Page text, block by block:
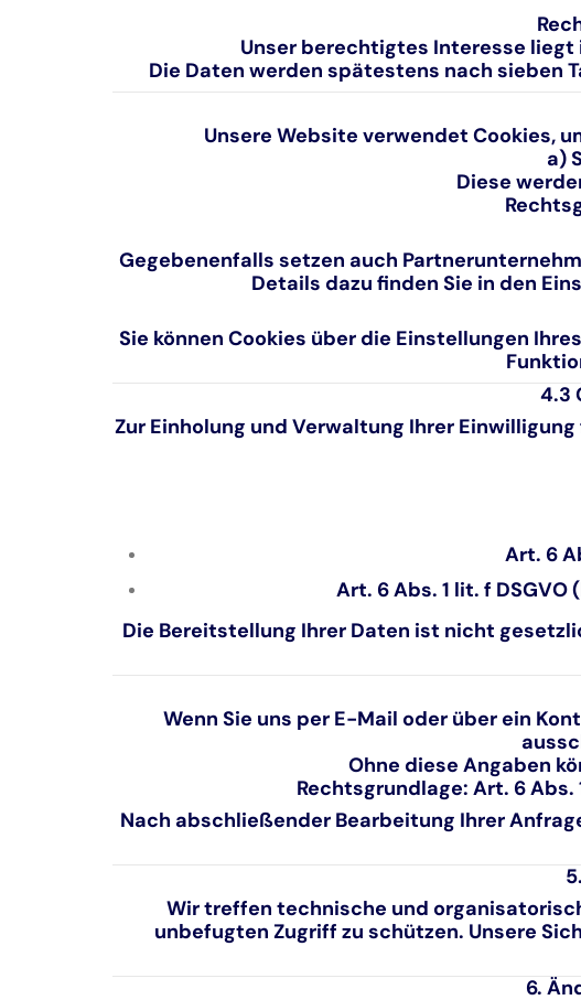
Unser berechtigtes Interesse
Die Daten werden spätestens nach sieben
Unsere Website verwendet Cookies,
a)
Diese
Gegebenenfalls setzen auch
Details dazu finden Sie in den
Sie können Cookies über die Einstellungen
4.3
Zur Einholung und Verwaltung Ihrer
Art. 6
Art. 6 Abs. 1 lit. f DSGVO
Die Bereitstellung Ihrer Daten ist nicht
Wenn Sie uns per E-Mail oder über ein
Ohne diese Angaben
Rechtsgrundlage: Art. 6 Abs.
Nach abschließender Bearbeitung Ihrer
Wir treffen technische und
unbefugten Zugriff zu schützen. Unsere
6.